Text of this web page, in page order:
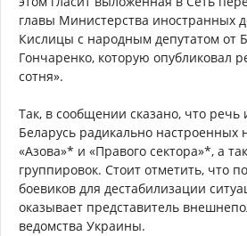
главы Министерства иностранных
Кислицы с народным депутатом от
Гончаренко, которую опубликовал
сотня».
Так, в сообщении сказано, что речь
Беларусь радикально настроенных
«Азова»* и «Правого сектора»*, а
группировок. Стоит отметить, что
боевиков для дестабилизации
оказывает представитель
ведомства Украины.